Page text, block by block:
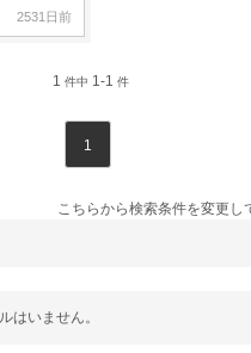
2531日前
1 件中 1-1 件
1
こちらから検索条件を変更し
はいません。